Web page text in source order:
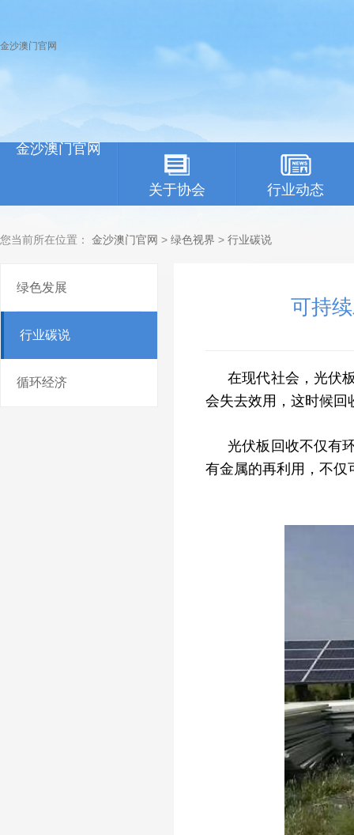
金沙澳门官网
金沙澳门官网
关于协会 行业动态
您当前所在位置： 金沙澳门官网 > 绿色视界 > 行业碳说
绿色发展
行业碳说
循环经济
可持
在现代社会，光伏
会失去效用，这时候回
光伏板回收不仅有
有金属的再利用，不仅